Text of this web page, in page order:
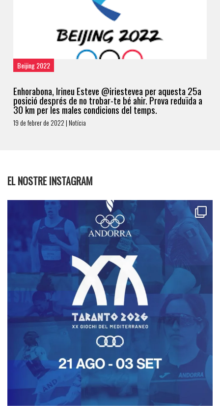
Beijing 2022
Enhorabona, Irineu Esteve @iriestevea per aquesta 25a
posició després de no trobar-te bé ahir. Prova reduïda a
30 km per les males condicions del temps.
19 de febrer de 2022 | Notícia
EL NOSTRE INSTAGRAM